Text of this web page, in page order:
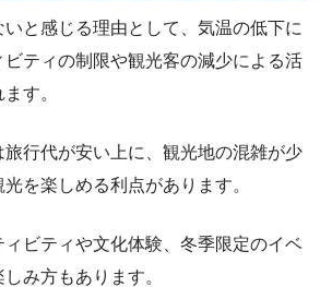
と感じる理由として、気温の低下に
ビティの制限や観光客の減少による活
す。
旅行代が安い上に、観光地の混雑が少
を楽しめる利点があります。
ィビティや文化体験、冬季限定のイベ
み方もあります。